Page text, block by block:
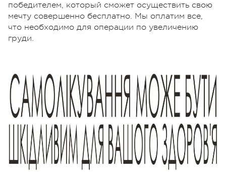
победителем, который сможет осуществить свою
мечту совершенно бесплатно. Мы оплатим все,
что необходимо для операции по увеличению
груди.